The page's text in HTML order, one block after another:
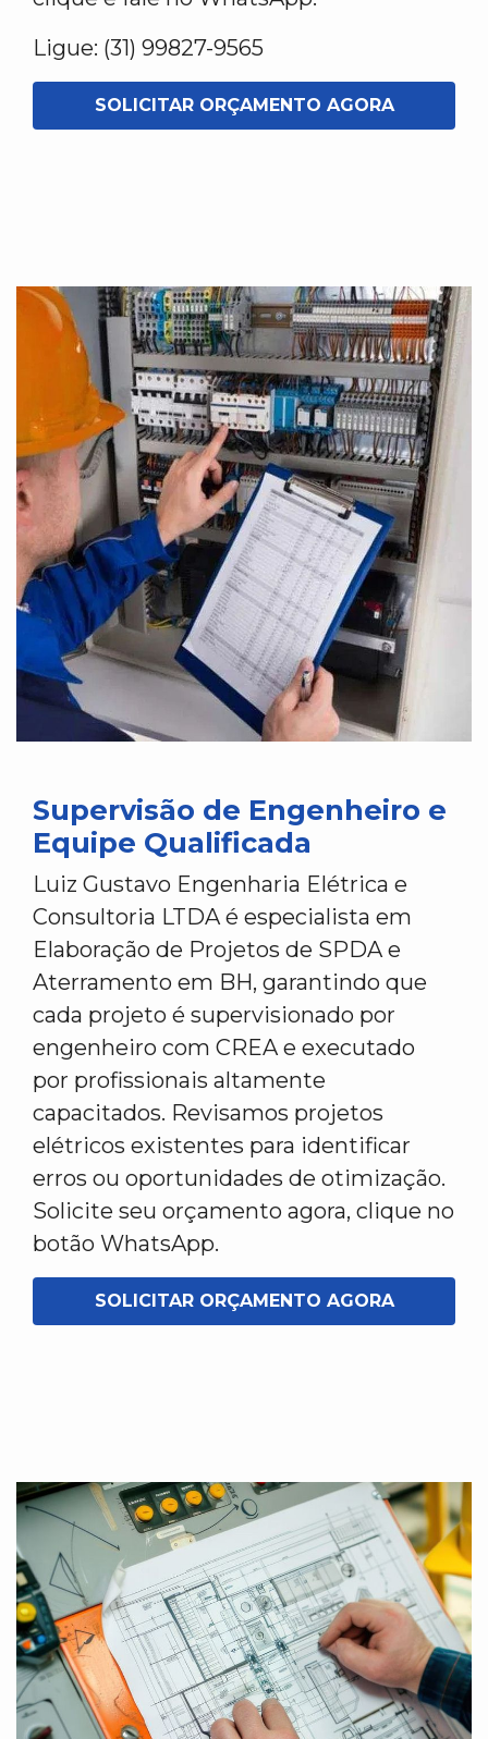
Ligue: (31) 99827-9565
SOLICITAR ORÇAMENTO AGORA
Supervisão de Engenheiro e
Equipe Qualificada
Luiz Gustavo Engenharia Elétrica e
Consultoria LTDA é especialista em
Elaboração de Projetos de SPDA e
Aterramento em BH, garantindo que
cada projeto é supervisionado por
engenheiro com CREA e executado
por profissionais altamente
capacitados. Revisamos projetos
elétricos existentes para identificar
erros ou oportunidades de otimização.
Solicite seu orçamento agora, clique no
botão WhatsApp.
SOLICITAR ORÇAMENTO AGORA